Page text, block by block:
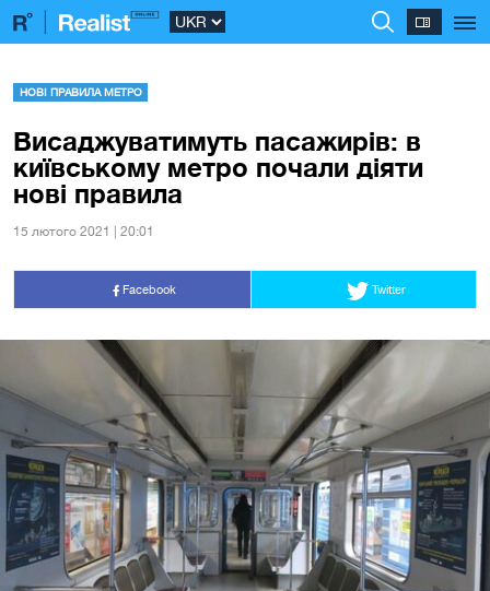
НОВІ ПРАВИЛА МЕТРО
Висаджуватимуть пасажирів: в
київському метро почали діяти
нові правила
15 лютого 2021 | 20:01
Facebook Twitter